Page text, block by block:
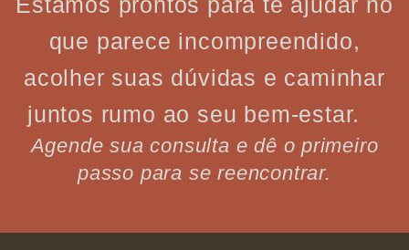
que parece incompreendido,
acolher suas dúvidas e caminhar
juntos rumo ao seu bem-estar.
Agende sua consulta e dê o primeiro
passo para se reencontrar.